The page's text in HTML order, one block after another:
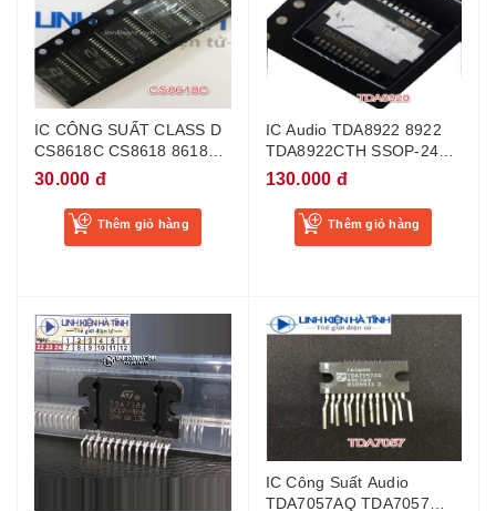
IC CÔNG SUẤT CLASS D
CS8618C CS8618 8618
2X15W TSSOP-28
30.000 đ
Thêm giỏ hàng
IC Audio TDA8922 8922
TDA8922CTH SSOP-24
Mới Chính Hãng
130.000 đ
Thêm giỏ hàng
IC Công Suất Audio
TDA7057AQ TDA7057